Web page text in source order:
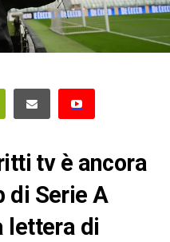
tv è ancora
di Serie A
lettera di